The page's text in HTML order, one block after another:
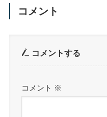
コメント
コメントする
コメント ※